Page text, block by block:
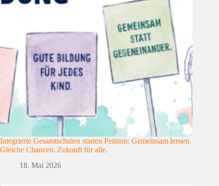
Integrierte Gesamtschulen starten Petition: Gemeinsam lernen.
Gleiche Chancen. Zukunft für alle.
18. Mai 2026